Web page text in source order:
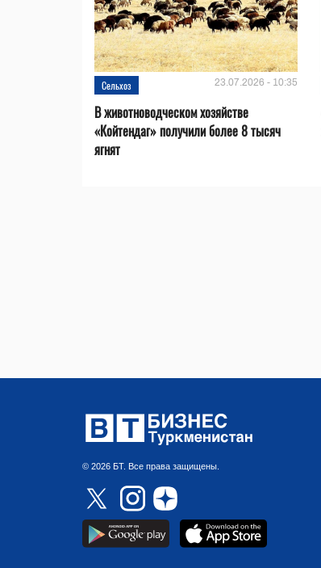
Сельхоз 23.07.2026 - 10:35
В животноводческом хозяйстве
«Койтендаг» получили более 8 тысяч
ягнят
© 2026 БТ. Все права защищены.